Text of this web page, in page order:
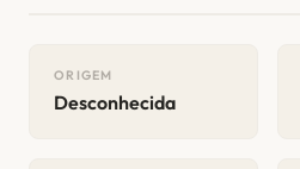
ORIGEM
Desconhecida